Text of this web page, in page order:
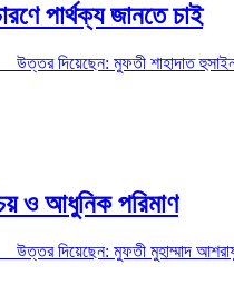
পার্থক্য জানতে চাই
উত্তর দিয়েছেন: মুফতী শাহাদাত
ও আধুনিক পরিমাণ
উত্তর দিয়েছেন: মুফতী মুহাম্মাদ